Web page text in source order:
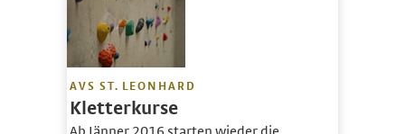
AVS ST. LEONHARD
Kletterkurse